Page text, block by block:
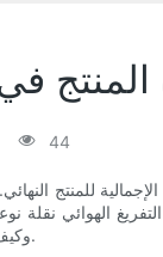
في
44
للمنتج
الهوائي نقلة
وكيف ساهمت في تحسين جودة المنتجات بشكل عام.